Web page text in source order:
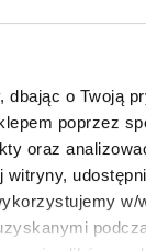
o Twoją
poprzez
oraz
w/